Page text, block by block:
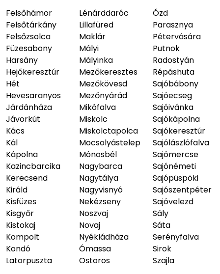
Felsőhámor
Felsőtárkány
Felsőzsolca
Füzesabony
Harsány
Hejőkeresztúr
Hét
Hevesaranyos
Járdánháza
Jávorkút
Kács
Kál
Kápolna
Kazincbarcika
Kerecsend
Királd
Kisfüzes
Kisgyőr
Kistokaj
Kompolt
Kondó
Latorpuszta
Lénárddaróc
Lillafüred
Maklár
Mályi
Mályinka
Mezőkeresztes
Mezőkövesd
Mezőnyárád
Mikófalva
Miskolc
Miskolctapolca
Mocsolyástelep
Mónosbél
Nagybarca
Nagytálya
Nagyvisnyó
Nekézseny
Noszvaj
Novaj
Nyékládháza
Ómassa
Ostoros
Ózd
Parasznya
Pétervására
Putnok
Radostyán
Répáshuta
Sajóbábony
Sajóecseg
Sajóivánka
Sajókápolna
Sajókeresztúr
Sajólászlófalva
Sajómercse
Sajónémeti
Sajópüspöki
Sajószentpéter
Sajóvelezd
Sály
Sáta
Serényfalva
Sirok
Szajla